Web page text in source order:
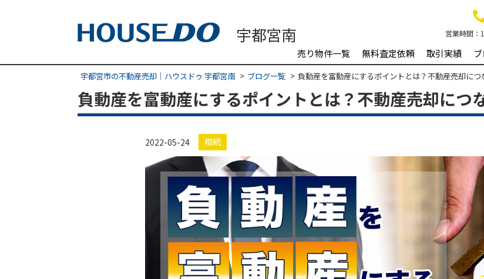
営業時間：
売り物件一覧 無料査定依頼 取引実績
宇都宮市の不動産売却｜ハウスドゥ 宇都宮南 ブログ一覧 負動産を富動産にするポイントとは？不動産売却につ
負動産を富動産にするポイントとは？不動産売却につ
2022-05-24 相続